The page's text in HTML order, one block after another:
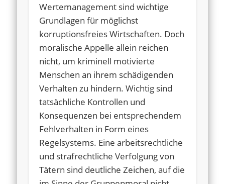
Wertemanagement sind wichtige
Grundlagen für möglichst
korruptionsfreies Wirtschaften. Doch
moralische Appelle allein reichen
nicht, um kriminell motivierte
Menschen an ihrem schädigenden
Verhalten zu hindern. Wichtig sind
tatsächliche Kontrollen und
Konsequenzen bei entsprechendem
Fehlverhalten in Form eines
Regelsystems. Eine arbeitsrechtliche
und strafrechtliche Verfolgung von
Tätern sind deutliche Zeichen, auf die